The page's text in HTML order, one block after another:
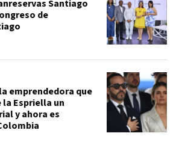
Santiago
de
emprendedora que
Espriella un
y ahora es